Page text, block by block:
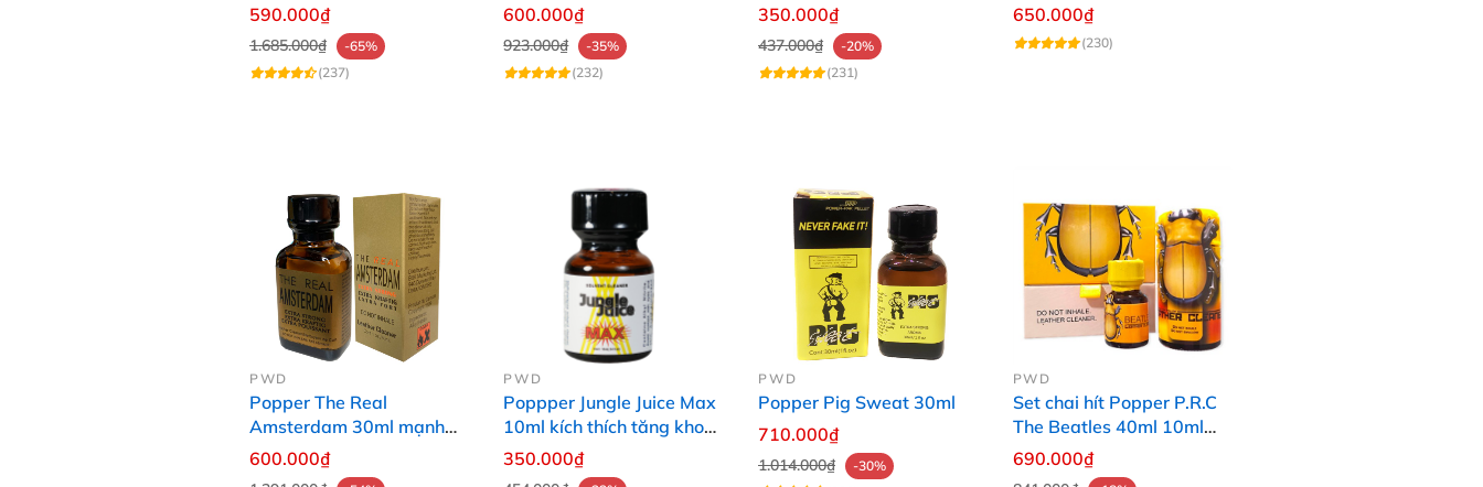
Dành Cho Top Bot
590.000₫
1.685.000₫
-65%
(237)
khích thích cảm xúc
600.000₫
923.000₫
-35%
(232)
- Siêu mạnh mẽ
350.000₫
437.000₫
-20%
(231)
Hãng PWD
650.000₫
(230)
PWD
Popper The Real
Amsterdam 30ml mạnh
mẽ, kích thích đỉnh cao
600.000₫
PWD
Poppper Jungle Juice Max
10ml kích thích tăng khoái
cảm, thăng hoa
350.000₫
PWD
Popper Pig Sweat 30ml
710.000₫
1.014.000₫
-30%
PWD
Set chai hít Popper P.R.C
The Beatles 40ml 10ml
tăng hưng phấn dễ chịu
690.000₫